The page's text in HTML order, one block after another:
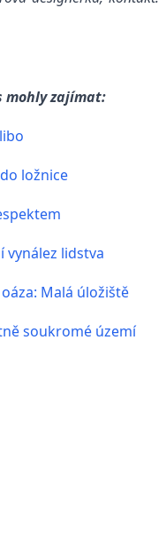
mohly zajímat:
ložnice
vynález lidstva
Malá úložiště
soukromé území